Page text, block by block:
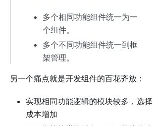
多个相同功能组件统一为一
个组件。
多个不同功能组件统一到框
架管理。
另一个痛点就是开发组件的百花齐放：
实现相同功能逻辑的模块较多，选择
成本增加